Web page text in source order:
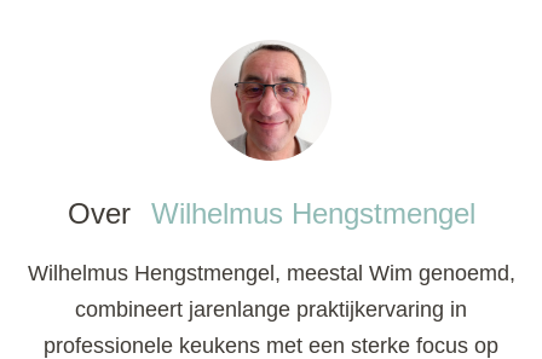
Over Wilhelmus Hengstmengel
Wilhelmus Hengstmengel, meestal Wim genoemd,
combineert jarenlange praktijkervaring in
professionele keukens met een sterke focus op